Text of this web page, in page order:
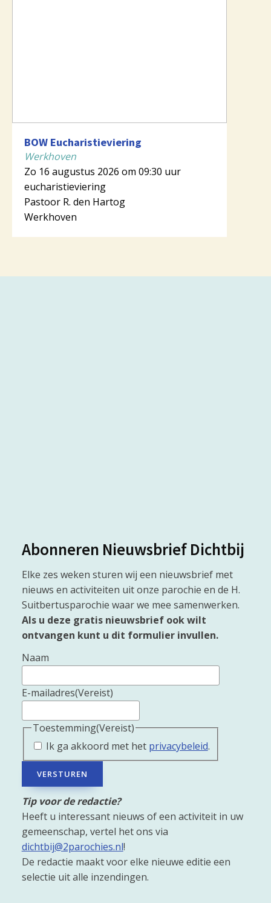
BOW Eucharistieviering
Werkhoven
Zo 16 augustus 2026 om 09:30 uur
eucharistieviering
Pastoor R. den Hartog
Werkhoven
Abonneren Nieuwsbrief Dichtbij
Elke zes weken sturen wij een nieuwsbrief met
nieuws en activiteiten uit onze parochie en de H.
Suitbertusparochie waar we mee samenwerken.
Als u deze gratis nieuwsbrief ook wilt
ontvangen kunt u dit formulier invullen.
Naam
E-mailadres(Vereist)
Toestemming(Vereist)
Ik ga akkoord met het privacybeleid.
VERSTUREN
Tip voor de redactie?
Heeft u interessant nieuws of een activiteit in uw
gemeenschap, vertel het ons via
dichtbij@2parochies.nl!
De redactie maakt voor elke nieuwe editie een
selectie uit alle inzendingen.